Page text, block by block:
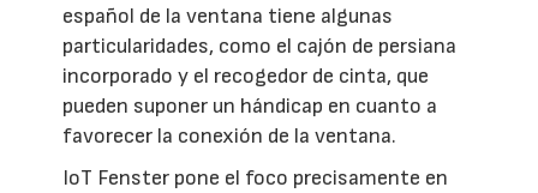
español de la ventana tiene algunas
particularidades, como el cajón de persiana
incorporado y el recogedor de cinta, que
pueden suponer un hándicap en cuanto a
favorecer la conexión de la ventana.
IoT Fenster pone el foco precisamente en